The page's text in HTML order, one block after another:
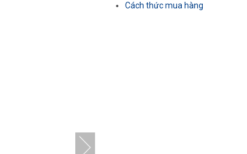
Cách thức mua hàng